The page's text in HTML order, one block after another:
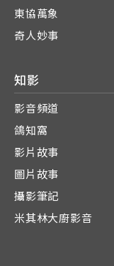
東協萬象
奇人妙事
知影
影音頻道
鴿知窩
影片故事
圖片故事
攝影筆記
米其林大廚影音